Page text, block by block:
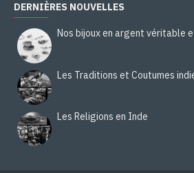
DERNIÈRES NOUVELLES
Nos bijoux en argent véritable
Les Traditions et Coutumes
Les Religions en Inde